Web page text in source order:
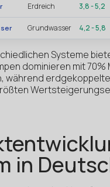
Erd­reich 3,8 - 5,2
Grund­wasser 4,2 - 5,8
Systeme
dominieren mit
während
in